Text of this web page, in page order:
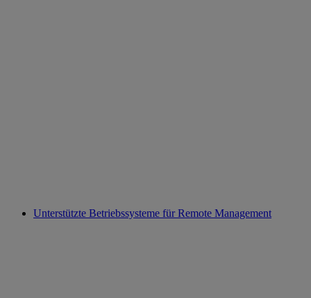
Unterstützte Betriebssysteme für Remote Management